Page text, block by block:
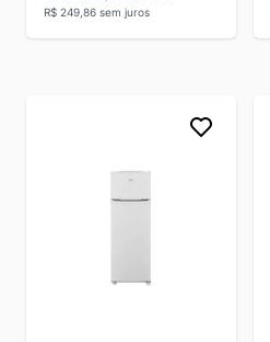
R$ 249,86 sem juros